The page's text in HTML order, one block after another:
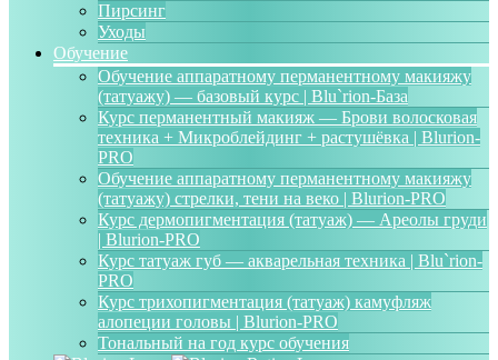
Пирсинг
Уходы
Обучение
Обучение аппаратному перманентному макияжу
(татуажу) — базовый курс | Blu`rion-База
Курс перманентный макияж — Брови волосковая
техника + Микроблейдинг + растушёвка | Blurion-
PRO
Обучение аппаратному перманентному макияжу
(татуажу) стрелки, тени на веко | Blurion-PRO
Курс дермопигментация (татуаж) — Ареолы груди
| Blurion-PRO
Курс татуаж губ — акварельная техника | Blu`rion-
PRO
Курс трихопигментация (татуаж) камуфляж
алопеции головы | Blurion-PRO
Тональный на год курс обучения